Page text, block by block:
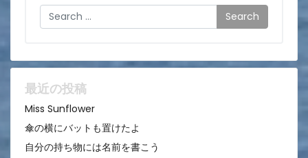
ョ
ン
Search
最近の投稿
Miss Sunflower
傘の横にバットも置けたよ
自分の持ち物には名前を書こう